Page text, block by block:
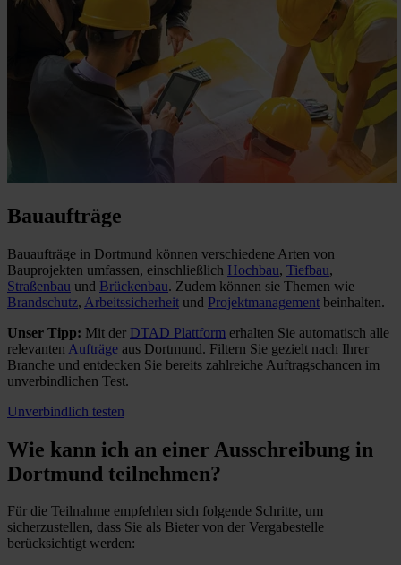
Bauaufträge
Bauaufträge in Dortmund können verschiedene Arten von
Bauprojekten umfassen, einschließlich Hochbau, Tiefbau,
Straßenbau und Brückenbau. Zudem können sie Themen wie
Brandschutz, Arbeitssicherheit und Projektmanagement beinhalten.
Unser Tipp: Mit der DTAD Plattform erhalten Sie automatisch alle
relevanten Aufträge aus Dortmund. Filtern Sie gezielt nach Ihrer
Branche und entdecken Sie bereits zahlreiche Auftragschancen im
unverbindlichen Test.
Unverbindlich testen
Wie kann ich an einer Ausschreibung in
Dortmund teilnehmen?
Für die Teilnahme empfehlen sich folgende Schritte, um
sicherzustellen, dass Sie als Bieter von der Vergabestelle
berücksichtigt werden: